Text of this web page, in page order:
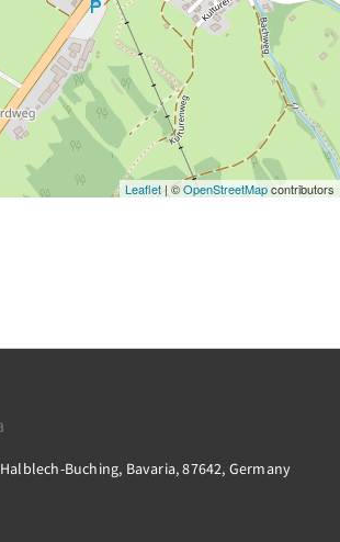
Leaflet| ©OpenStreetMapcontributors
Buching, Bavaria, 87642, Germany